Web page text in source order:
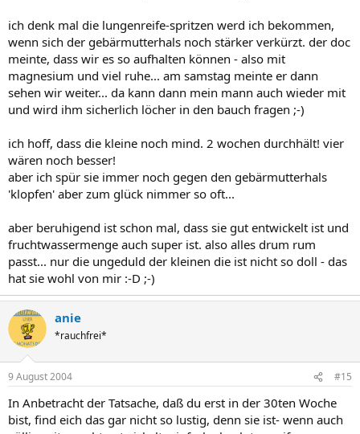
ich denk mal die lungenreife-spritzen werd ich bekommen,
wenn sich der gebärmutterhals noch stärker verkürzt. der doc
meinte, dass wir es so aufhalten können - also mit
magnesium und viel ruhe... am samstag meinte er dann
sehen wir weiter... da kann dann mein mann auch wieder mit
und wird ihm sicherlich löcher in den bauch fragen ;-)
ich hoff, dass die kleine noch mind. 2 wochen durchhält! vier
wären noch besser!
aber ich spür sie immer noch gegen den gebärmutterhals
'klopfen' aber zum glück nimmer so oft...
aber beruhigend ist schon mal, dass sie gut entwickelt ist und
fruchtwassermenge auch super ist. also alles drum rum
passt... nur die ungeduld der kleinen die ist nicht so doll - das
hat sie wohl von mir :-D ;-)
anie
*rauchfrei*
9 August 2004 #15
In Anbetracht der Tatsache, daß du erst in der 30ten Woche
bist, find eich das gar nicht so lustig, denn sie ist- wenn auch